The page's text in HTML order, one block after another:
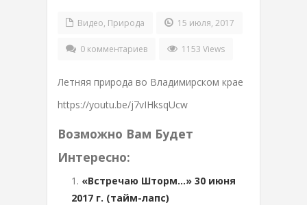
Видео, Природа 15 июля, 2017
0 комментариев 1153 Views
Летняя природа во Владимирском крае
https://youtu.be/j7vIHksqUcw
Возможно Вам Будет
Интересно:
«Встречаю Шторм…» 30 июня
2017 г. (тайм-лапс)